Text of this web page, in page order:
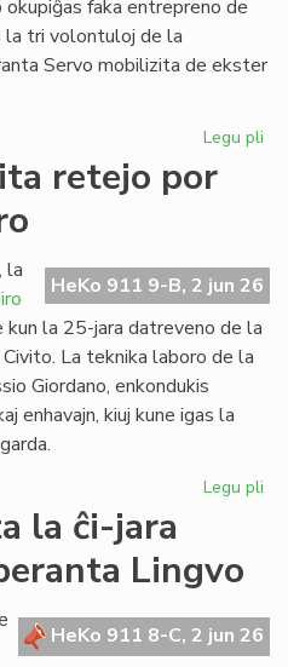
faka entrepreno de
la tri volontuloj de la
Servo mobilizita de ekster
Legu pli
la
retejo por
HeKo 911 9-B, 2 jun 26
la
kun la 25-jara datreveno de la
La teknika laboro de la
Giordano, enkondukis
enhavajn, kiuj kune igas la
Legu pli
la ĉi-jara
Lingvo
HeKo 911 8-C, 2 jun 26